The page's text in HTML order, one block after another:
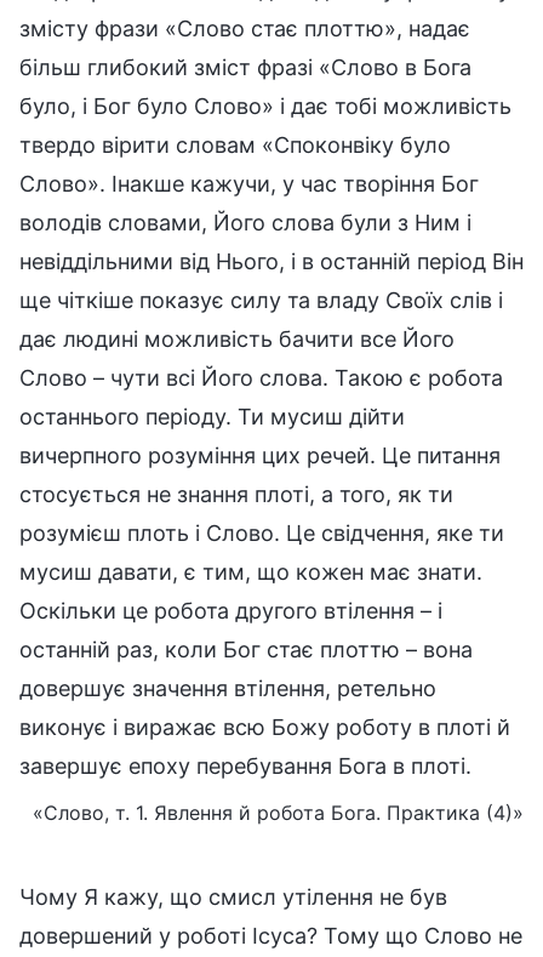
змісту фрази «Слово стає плоттю», надає
більш глибокий зміст фразі «Слово в Бога
було, і Бог було Слово» і дає тобі можливість
твердо вірити словам «Споконвіку було
Слово». Інакше кажучи, у час творіння Бог
володів словами, Його слова були з Ним і
невіддільними від Нього, і в останній період Він
ще чіткіше показує силу та владу Своїх слів і
дає людині можливість бачити все Його
Слово – чути всі Його слова. Такою є робота
останнього періоду. Ти мусиш дійти
вичерпного розуміння цих речей. Це питання
стосується не знання плоті, а того, як ти
розумієш плоть і Слово. Це свідчення, яке ти
мусиш давати, є тим, що кожен має знати.
Оскільки це робота другого втілення – і
останній раз, коли Бог стає плоттю – вона
довершує значення втілення, ретельно
виконує і виражає всю Божу роботу в плоті й
завершує епоху перебування Бога в плоті.
«Слово, т. 1. Явлення й робота Бога. Практика (4)»
Чому Я кажу, що смисл утілення не був
довершений у роботі Ісуса? Тому що Слово не